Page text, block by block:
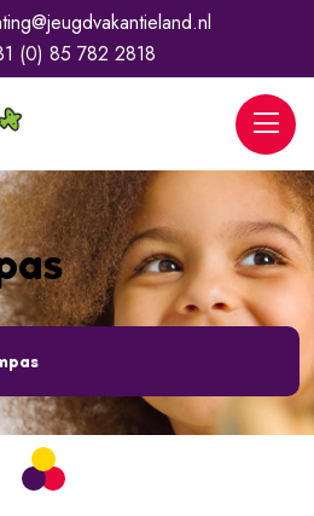
(0) 85 782 2818